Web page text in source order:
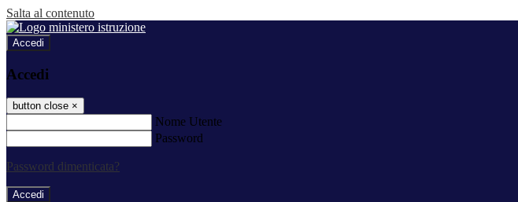
Salta al contenuto
Accedi
Accedi
button close ×
Nome Utente
Password
Password dimenticata?